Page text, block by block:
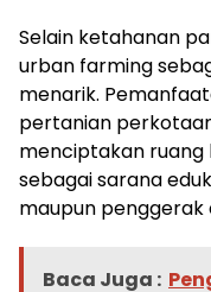
Selain ketahanan
urban farming
menarik.
pertanian
menciptakan ruang
sebagai sarana
maupun penggerak
Baca Juga :